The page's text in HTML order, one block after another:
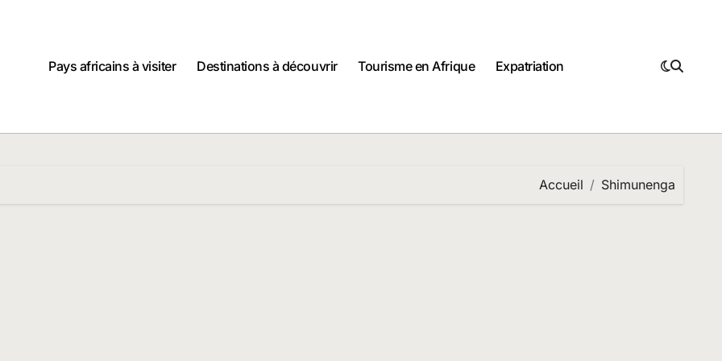
Pays africains à visiter
Destinations à découvrir Tourisme en Afrique Expatriation
Accueil Shimunenga